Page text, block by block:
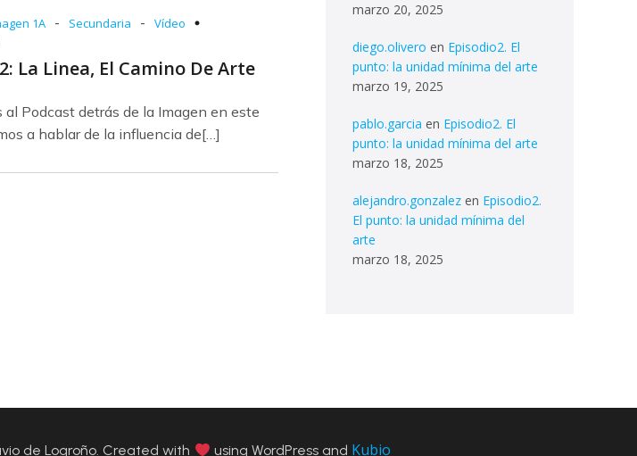
1A - Secundaria -
Vídeo
La Linea, El Camino De Arte
al Podcast detrás de la Imagen en este
a hablar de la influencia de[…]
marzo 20, 2025
diego.olivero en Episodio2. El
punto: la unidad mínima del arte
marzo 19, 2025
pablo.garcia en Episodio2. El
punto: la unidad mínima del arte
marzo 18, 2025
alejandro.gonzalez en Episodio2.
El punto: la unidad mínima del
arte
marzo 18, 2025
de Logroño. Created with using WordPress and Kubio